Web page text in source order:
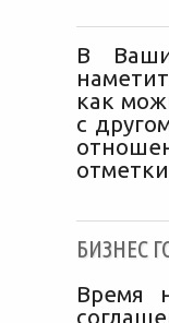
В
как
с
БИЗНЕС
Время